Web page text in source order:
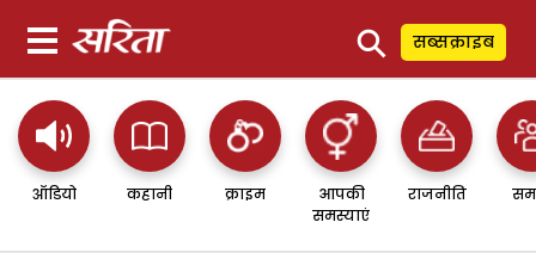
⚲ सब्सक्राइब
ऑडियो कहानी क्राइम
आपकी
समस्याएं
राजनीति